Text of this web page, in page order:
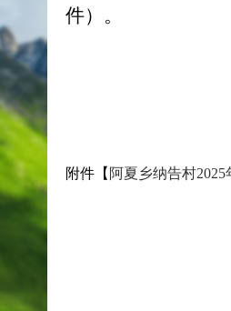
件）。
附件【 阿夏乡纳告村